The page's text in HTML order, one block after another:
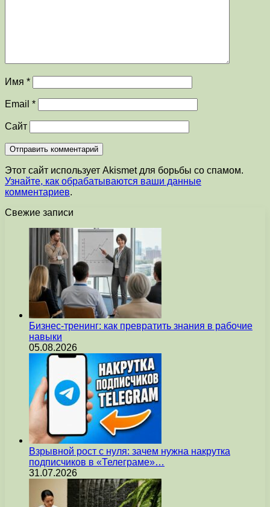
Имя *
Email *
Сайт
Этот сайт использует Akismet для борьбы со спамом.
Узнайте, как обрабатываются ваши данные
комментариев.
Свежие записи
Бизнес-тренинг: как превратить знания в рабочие
навыки
05.08.2026
Взрывной рост с нуля: зачем нужна накрутка
подписчиков в «Телеграме»…
31.07.2026